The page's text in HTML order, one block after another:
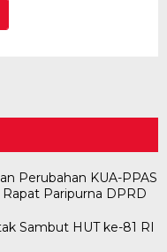
Perubahan KUA-PPAS
Paripurna DPRD
Sambut HUT ke-81 RI